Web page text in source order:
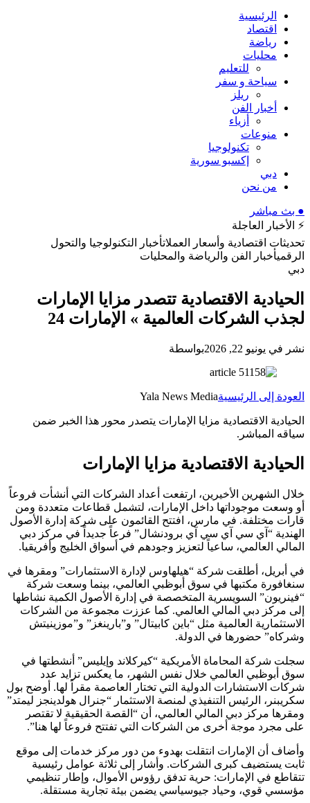
الرئيسية
اقتصاد
رياضة
محليات
للتعليم
سياحة و سفر
ريلز
أخبار الفن
أزياء
منوعات
تكنولوجيا
إكسبو سورية
دبي
من نحن
● بث مباشر
⚡ الأخبار العاجلة
تحديثات اقتصادية وأسعار العملاتأخبار التكنولوجيا والتحول
الرقميأخبار الفن والرياضة والمحليات
دبي
الحيادية الاقتصادية تتصدر مزايا الإمارات
لجذب الشركات العالمية » الإمارات 24
نشر في يونيو 22, 2026 بواسطة
العودة إلى الرئيسيةYala News Media
الحيادية الاقتصادية مزايا الإمارات يتصدر محور هذا الخبر ضمن
سياقه المباشر.
الحيادية الاقتصادية مزايا الإمارات
خلال الشهرين الأخيرين، ارتفعت أعداد الشركات التي أنشأت فروعاً
أو وسعت موجوداتها داخل الإمارات، لتشمل قطاعات متعددة ومن
قارات مختلفة. في مارس، افتتح القائمون على شركة إدارة الأصول
الهندية “آي سي آي سي آي برودنشال” فرعاً جديداً في مركز دبي
المالي العالمي، ساعياً لتعزيز وجودهم في أسواق الخليج وأفريقيا.
في أبريل، أطلقت شركة “هيلهاوس لإدارة الاستثمارات” ومقرها في
سنغافورة مكتبها في سوق أبوظبي العالمي، بينما وسعت شركة
“فينريون” السويسرية المتخصصة في إدارة الأصول الكمية نشاطها
إلى مركز دبي المالي العالمي. كما عززت مجموعة من الشركات
الاستثمارية العالمية مثل “باين كابيتال” و”بارينغز” و”موزينيتش
وشركاه” حضورها في الدولة.
سجلت شركة المحاماة الأمريكية “كيركلاند وإيليس” أنشطتها في
سوق أبوظبي العالمي خلال نفس الشهر، ما يعكس تزايد عدد
شركات الاستشارات الدولية التي تختار العاصمة مقراً لها. أوضح بول
سكريبنر، الرئيس التنفيذي لمنصة الاستثمار “جنرال هولدينجز ليمتد”
ومقرها مركز دبي المالي العالمي، أن “القصة الحقيقية لا تقتصر
على مجرد موجة أخرى من الشركات التي تفتتح فروعاً لها هنا”.
وأضاف أن الإمارات انتقلت بهدوء من دور مركز خدمات إلى موقع
ثابت يستضيف كبرى الشركات. وأشار إلى ثلاثة عوامل رئيسية
تتقاطع في الإمارات: حرية تدفق رؤوس الأموال، وإطار تنظيمي
مؤسسي قوي، وحياد جيوسياسي يضمن بيئة تجارية مستقلة.